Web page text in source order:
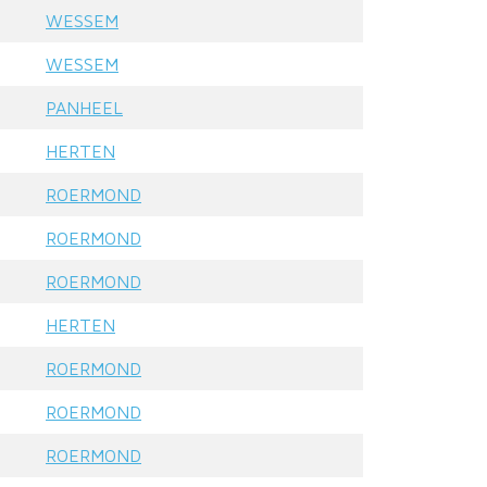
WESSEM
WESSEM
PANHEEL
HERTEN
ROERMOND
ROERMOND
ROERMOND
HERTEN
ROERMOND
ROERMOND
ROERMOND